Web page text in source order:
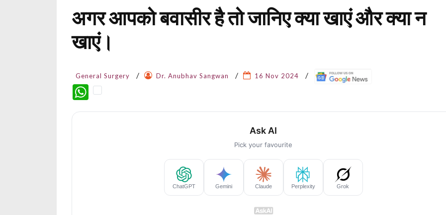
अगर आपको बवासीर है तो जानिए क्या खाएं और क्या न
खाएं।
General Surgery Dr. Anubhav Sangwan
16 Nov 2024
WhatsApp